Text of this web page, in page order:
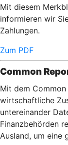
Mit diesem
informieren wir
Zahlungen.
Zum PDF
Common
Mit dem
wirtschaftliche
untereinander
Finanzbehörden
Ausland, um eine